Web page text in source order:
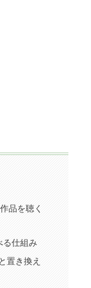
品を聴く
る仕組み
置き換え